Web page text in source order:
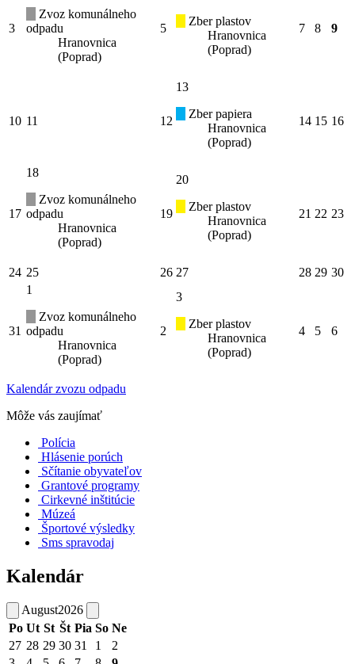
3
Zvoz komunálneho
odpadu
Hranovnica
(Poprad)
5
Zber plastov
Hranovnica
(Poprad)
7 8 9
10 11 12
13
Zber papiera
Hranovnica
(Poprad)
14 15 16
17
18
Zvoz komunálneho
odpadu
Hranovnica
(Poprad)
19
20
Zber plastov
Hranovnica
(Poprad)
21 22 23
24 25 26 27 28 29 30
31
1
Zvoz komunálneho
odpadu
Hranovnica
(Poprad)
2
3
Zber plastov
Hranovnica
(Poprad)
4 5 6
Kalendár zvozu odpadu
Môže vás zaujímať
Polícia
Hlásenie porúch
Sčítanie obyvateľov
Grantové programy
Cirkevné inštitúcie
Múzeá
Športové výsledky
Sms spravodaj
Kalendár
August2026
Po Ut St Št Pia So Ne
27 28 29 30 31 1
2